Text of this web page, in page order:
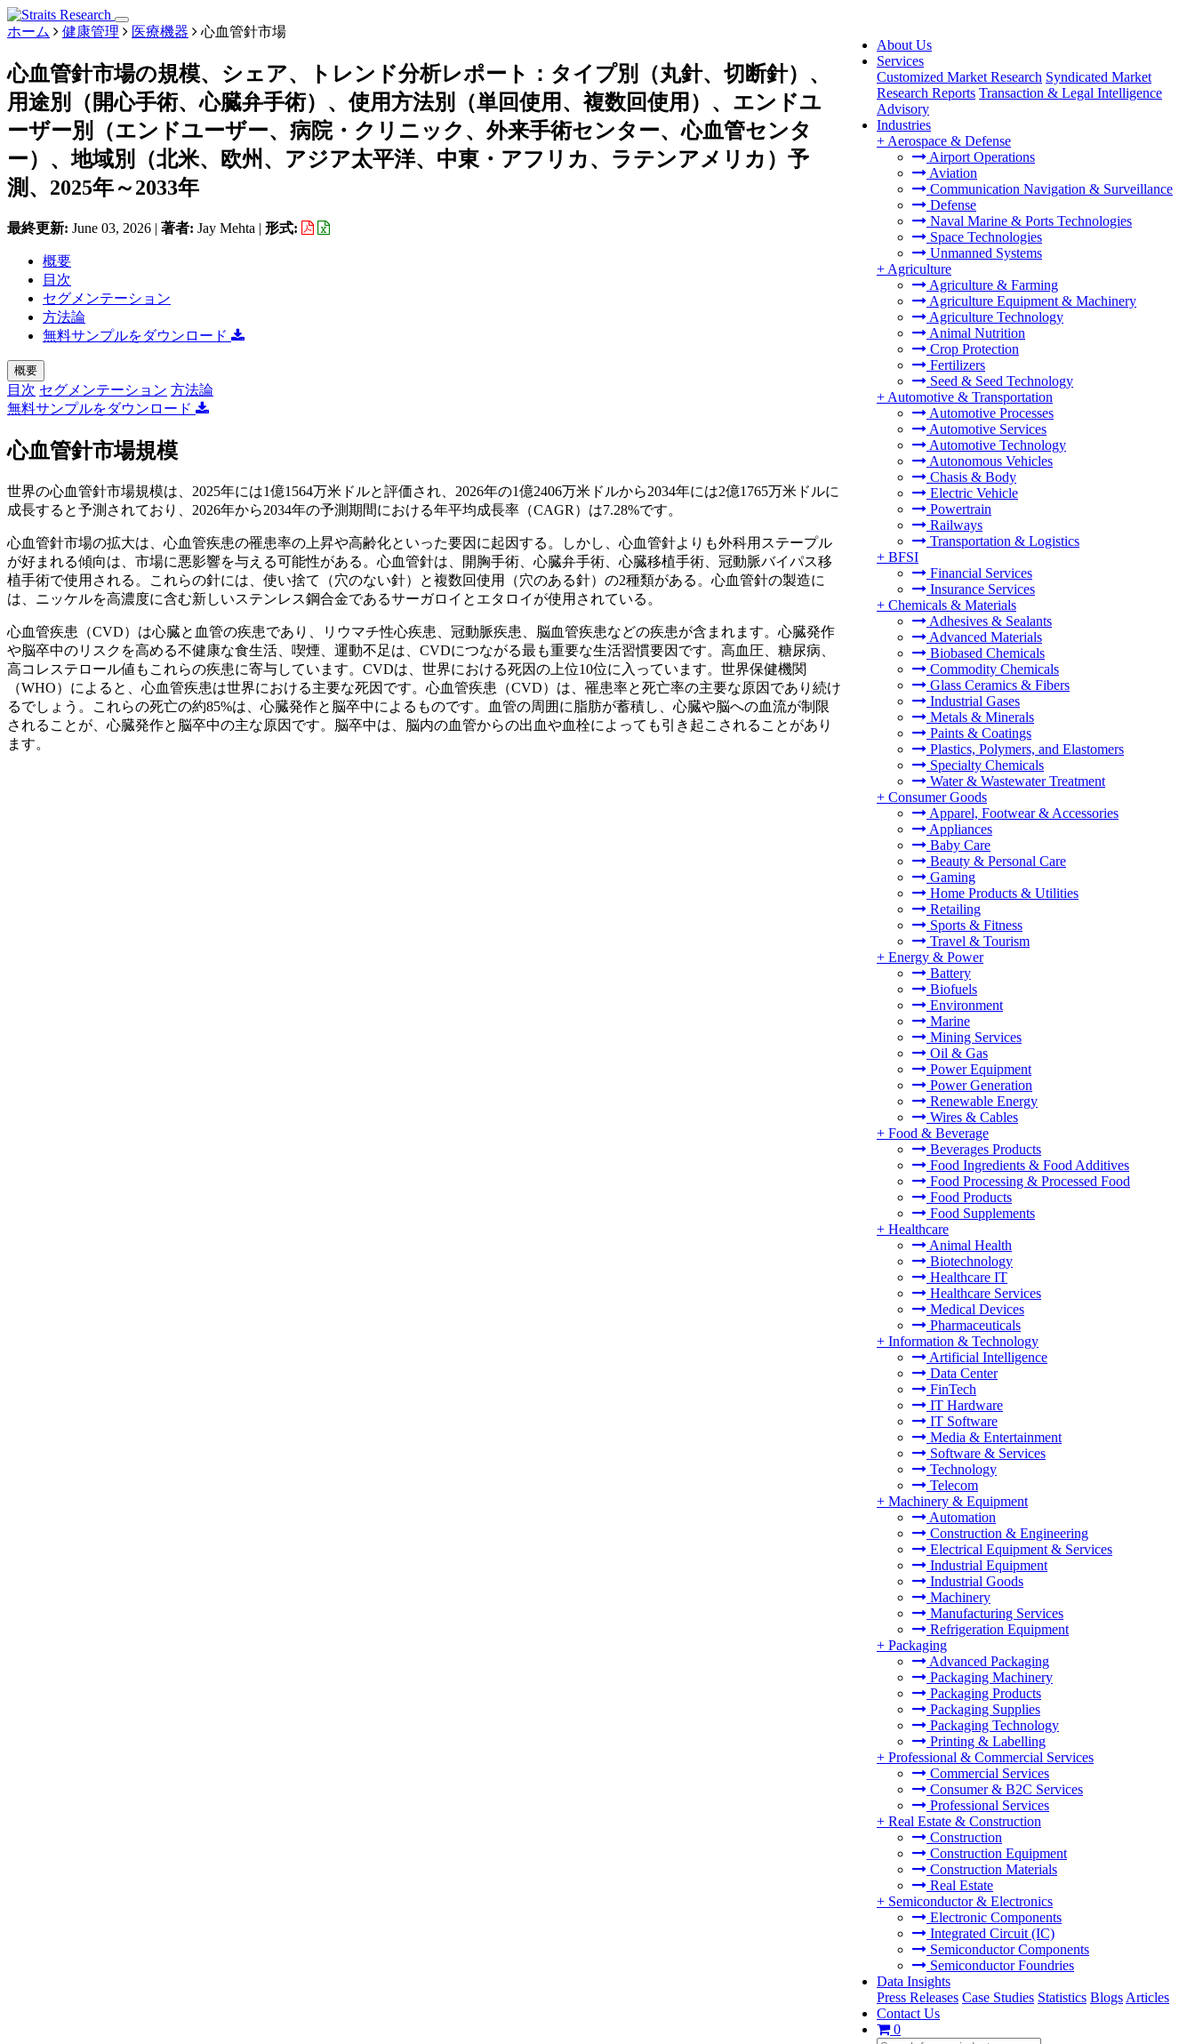
About Us
Services
Customized Market Research Syndicated Market
Research Reports Transaction & Legal Intelligence
Advisory
Industries
+ Aerospace & Defense
Airport Operations
Aviation
Communication Navigation & Surveillance
Defense
Naval Marine & Ports Technologies
Space Technologies
Unmanned Systems
+ Agriculture
Agriculture & Farming
Agriculture Equipment & Machinery
Agriculture Technology
Animal Nutrition
Crop Protection
Fertilizers
Seed & Seed Technology
+ Automotive & Transportation
Automotive Processes
Automotive Services
Automotive Technology
Autonomous Vehicles
Chasis & Body
Electric Vehicle
Powertrain
Railways
Transportation & Logistics
+ BFSI
Financial Services
Insurance Services
+ Chemicals & Materials
Adhesives & Sealants
Advanced Materials
Biobased Chemicals
Commodity Chemicals
Glass Ceramics & Fibers
Industrial Gases
Metals & Minerals
Paints & Coatings
Plastics, Polymers, and Elastomers
Specialty Chemicals
Water & Wastewater Treatment
+ Consumer Goods
Apparel, Footwear & Accessories
Appliances
Baby Care
Beauty & Personal Care
Gaming
Home Products & Utilities
Retailing
Sports & Fitness
Travel & Tourism
+ Energy & Power
Battery
Biofuels
Environment
Marine
Mining Services
Oil & Gas
Power Equipment
Power Generation
Renewable Energy
Wires & Cables
+ Food & Beverage
Beverages Products
Food Ingredients & Food Additives
Food Processing & Processed Food
Food Products
Food Supplements
+ Healthcare
Animal Health
Biotechnology
Healthcare IT
Healthcare Services
Medical Devices
Pharmaceuticals
+ Information & Technology
Artificial Intelligence
Data Center
FinTech
IT Hardware
IT Software
Media & Entertainment
Software & Services
Technology
Telecom
+ Machinery & Equipment
Automation
Construction & Engineering
Electrical Equipment & Services
Industrial Equipment
Industrial Goods
Machinery
Manufacturing Services
Refrigeration Equipment
+ Packaging
Advanced Packaging
Packaging Machinery
Packaging Products
Packaging Supplies
Packaging Technology
Printing & Labelling
+ Professional & Commercial Services
Commercial Services
Consumer & B2C Services
Professional Services
+ Real Estate & Construction
Construction
Construction Equipment
Construction Materials
Real Estate
+ Semiconductor & Electronics
Electronic Components
Integrated Circuit (IC)
Semiconductor Components
Semiconductor Foundries
Data Insights
Press Releases Case Studies Statistics Blogs Articles
Contact Us
0
ホーム 健康管理 医療機器 心血管針市場
心血管針市場の規模、シェア、トレンド分析レポート：タイプ別（丸針、切断針）、
用途別（開心手術、心臓弁手術）、使用方法別（単回使用​​、複数回使用）、エンドユ
ーザー別（エンドユーザー、病院・クリニック、外来手術センター、心血管センタ
ー）、地域別（北米、欧州、アジア太平洋、中東・アフリカ、ラテンアメリカ）予
測、2025年～2033年
最終更新: June 03, 2026 | 著者: Jay Mehta | 形式:
概要
目次
セグメンテーション
方法論
無料サンプルをダウンロード
概要
目次 セグメンテーション 方法論
無料サンプルをダウンロード
心血管針市場規模
世界の心血管針市場規模は、2025年には1億1564万米ドルと評価され、2026年の1億2406万米ドルから2034年には2億1765万米ドルに
成長すると予測されており、2026年から2034年の予測期間における年平均成長率（CAGR）は7.28%です。
心血管針市場の拡大は、心血管疾患の罹患率の上昇や高齢化といった要因に起因する。しかし、心血管針よりも外科用ステープル
が好まれる傾向は、市場に悪影響を与える可能性がある。心血管針は、開胸手術、心臓弁手術、心臓移植手術、冠動脈バイパス移
植手術で使用される。これらの針には、使い捨て（穴のない針）と複数回使用（穴のある針）の2種類がある。心血管針の製造に
は、ニッケルを高濃度に含む新しいステンレス鋼合金であるサーガロイとエタロイが使用されている。
心血管疾患（CVD）は心臓と血管の疾患であり、リウマチ性心疾患、冠動脈疾患、脳血管疾患などの疾患が含まれます。心臓発作
や脳卒中のリスクを高める不健康な食生活、喫煙、運動不足は、CVDにつながる最も重要な生活習慣要因です。高血圧、糖尿病、
高コレステロール値もこれらの疾患に寄与しています。CVDは、世界における死因の上位10位に入っています。世界保健機関
（WHO）によると、心血管疾患は世界における主要な死因です。心血管疾患（CVD）は、罹患率と死亡率の主要な原因であり続け
るでしょう。これらの死亡の約85%は、心臓発作と脳卒中によるものです。血管の周囲に脂肪が蓄積し、心臓や脳への血流が制限
されることが、心臓発作と脳卒中の主な原因です。脳卒中は、脳内の血管からの出血や血栓によっても引き起こされることがあり
ます。